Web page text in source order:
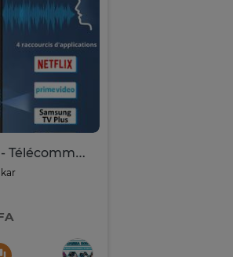
Samsung - Télécommande TV UHD, OLED, QNED, Frame Series